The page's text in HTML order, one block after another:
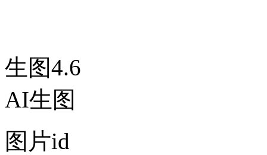
生图4.6
AI生图
图片id